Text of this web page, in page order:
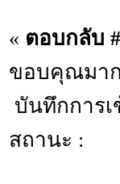
« ตอบกลับ
ขอบคุณมา
บันทึกการเ
สถานะ :